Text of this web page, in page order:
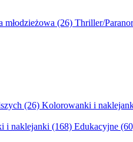
młodzieżowa (26) Thriller/
(26) Kolorowanki i
i naklejanki (168) Edukacyjne